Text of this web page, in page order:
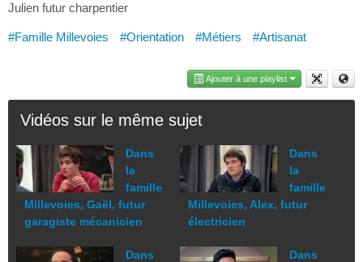
Julien futur charpentier
#Famille Millevoies #Orientation #Métiers #Artisanat
Ajouter à une playlist
Vidéos sur le même sujet
Dans
la
famille
Millevoies, Gaël, futur
garagiste mécanicien
Dans
Dans
la
famille
Millevoies, Alex, futur
électricien
Dans